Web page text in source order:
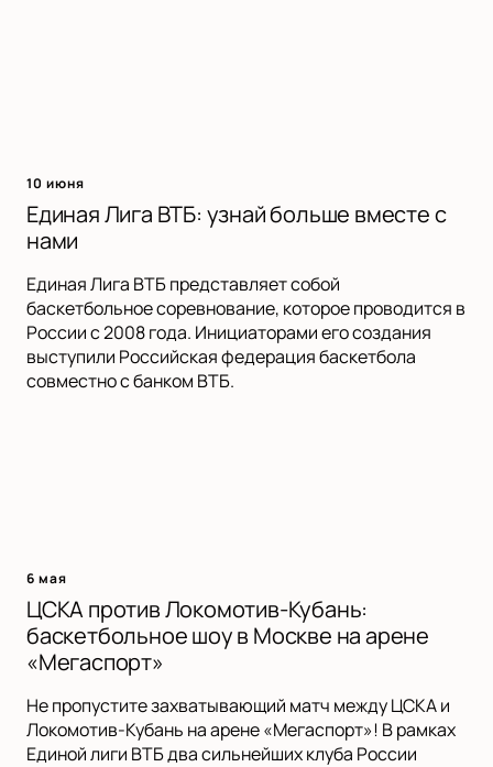
10 июня
Единая Лига ВТБ: узнай больше вместе с
нами
Единая Лига ВТБ представляет собой
баскетбольное соревнование, которое проводится в
России с 2008 года. Инициаторами его создания
выступили Российская федерация баскетбола
совместно с банком ВТБ.
6 мая
ЦСКА против Локомотив-Кубань:
баскетбольное шоу в Москве на арене
«Мегаспорт»
Не пропустите захватывающий матч между ЦСКА и
Локомотив-Кубань на арене «Мегаспорт»! В рамках
Единой лиги ВТБ два сильнейших клуба России